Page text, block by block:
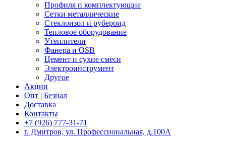
Профиля и комплектующие
Сетки металлические
Стеклоизол и рубероид
Тепловое оборудование
Утеплители
Фанера и OSB
Цемент и сухие смеси
Электроинструмент
Другое
Акции
Опт | Безнал
Доставка
Контакты
+7 (926) 777-31-71
г. Дмитров, ул. Профессиональная, д.100А